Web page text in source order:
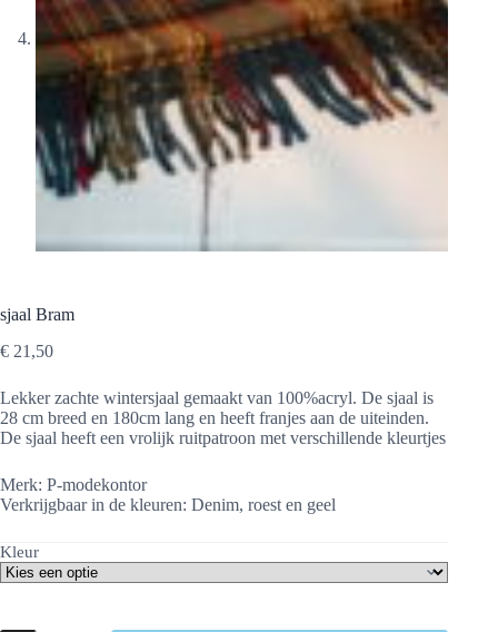
sjaal Bram
€ 21,50
Lekker zachte wintersjaal gemaakt van 100%acryl. De sjaal is
28 cm breed en 180cm lang en heeft franjes aan de uiteinden.
De sjaal heeft een vrolijk ruitpatroon met verschillende kleurtjes
Merk: P-modekontor
Verkrijgbaar in de kleuren: Denim, roest en geel
Kleur